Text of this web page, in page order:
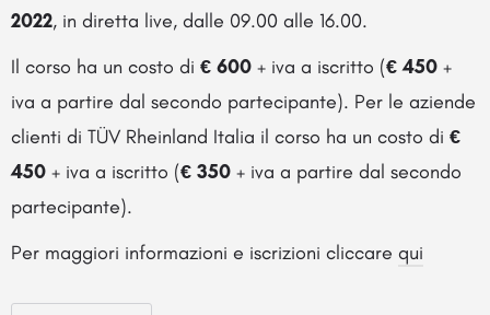
2022, in diretta live, dalle 09.00 alle 16.00.
Il corso ha un costo di € 600 + iva a iscritto (€ 450 +
iva a partire dal secondo partecipante). Per le aziende
clienti di TÜV Rheinland Italia il corso ha un costo di €
450 + iva a iscritto (€ 350 + iva a partire dal secondo
partecipante).
Per maggiori informazioni e iscrizioni cliccare qui